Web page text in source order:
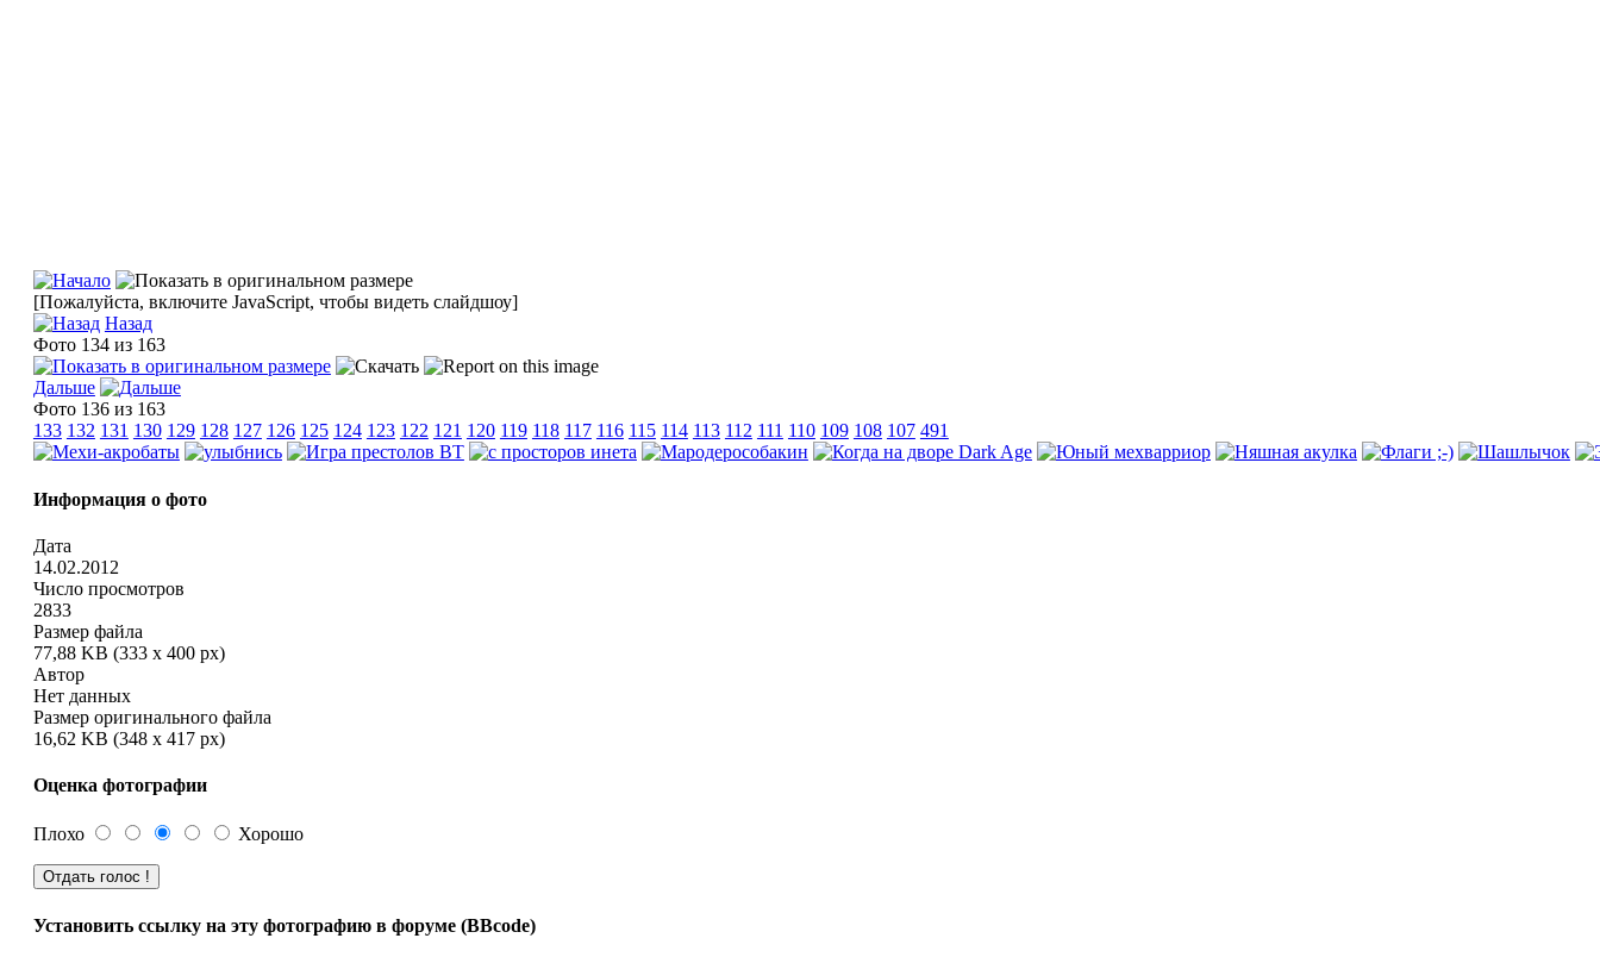
[Пожалуйста, включите JavaScript, чтобы видеть слайдшоу]
Назад
Фото 134 из 163
Дальше
Фото 136 из 163
133 132 131 130 129 128 127 126 125 124 123 122 121 120 119 118 117 116 115 114 113 112 111 110 109 108 107 491
Информация о фото
Дата
14.02.2012
Число просмотров
2833
Размер файла
77,88 KB (333 x 400 px)
Автор
Нет данных
Размер оригинального файла
16,62 KB (348 x 417 px)
Оценка фотографии
Плохо Хорошо
Установить ссылку на эту фотографию в форуме (BBcode)